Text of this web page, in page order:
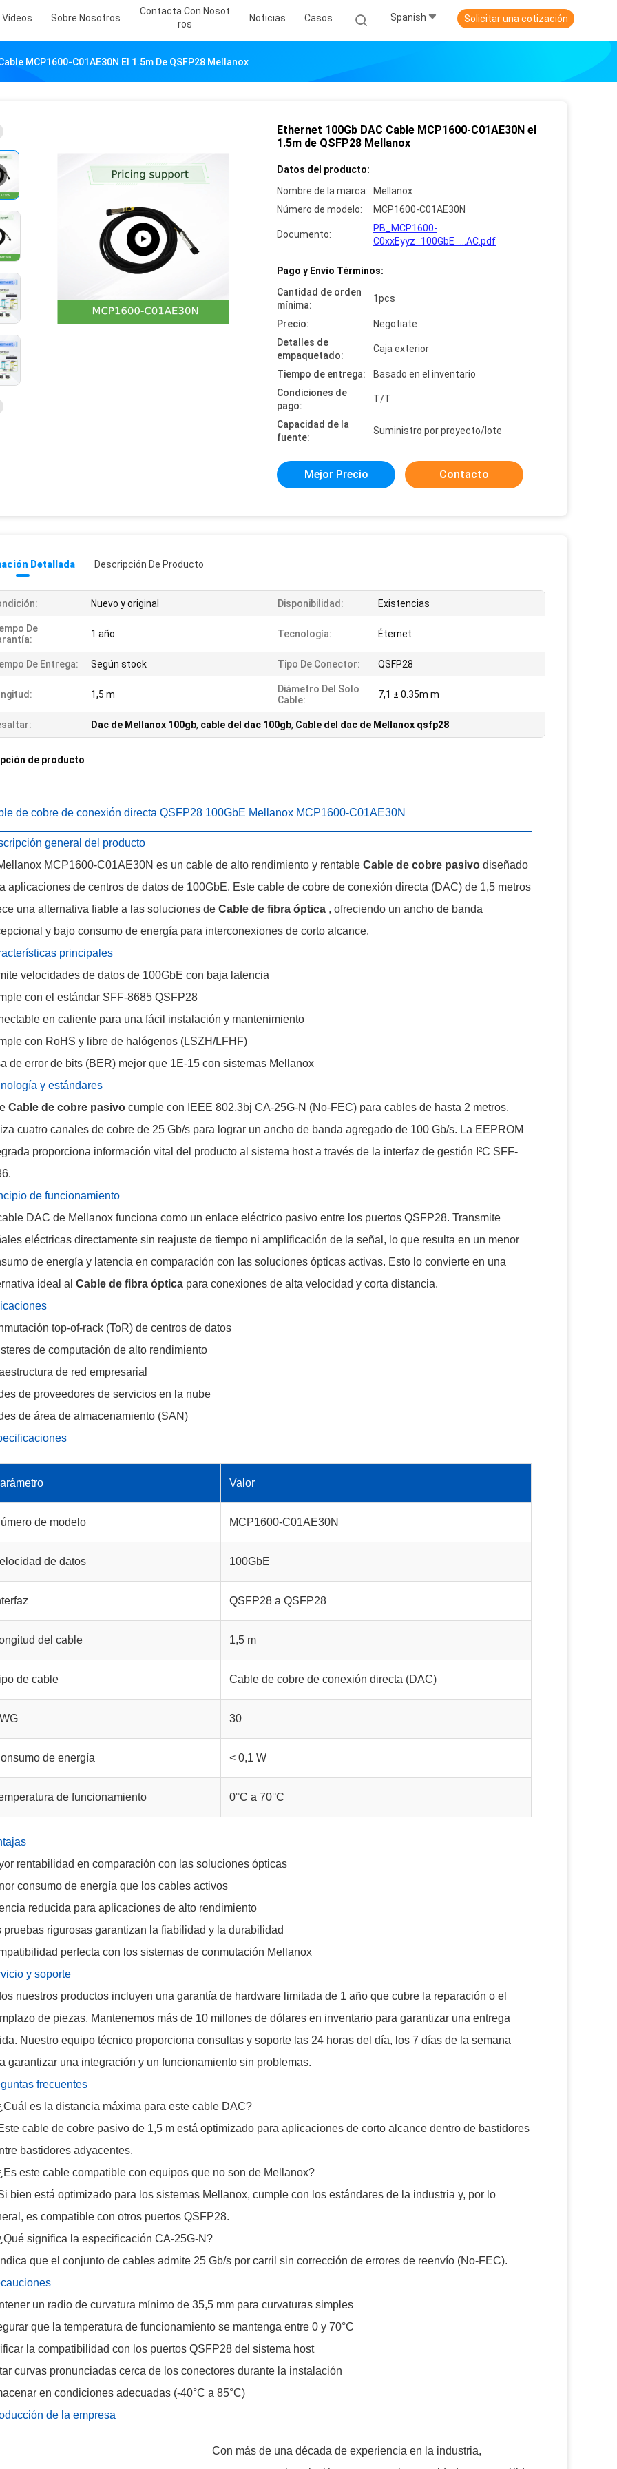
Vídeos Sobre Nosotros
Contacta Con Nosot
Ros
Noticias Casos Spanish Solicitar una cotización
MCP1600-C01AE30N El 1.5m De QSFP28 Mellanox
Ethernet 100Gb DAC Cable MCP1600-C01AE30N el
1.5m de QSFP28 Mellanox
Datos del producto:
Nombre de la marca:
Mellanox
Número de modelo:
MCP1600-C01AE30N
Documento:
PB_MCP1600-
C0xxEyyz_100GbE_...AC.pdf
Pago y Envío Términos:
Cantidad de orden
mínima:
1pcs
Precio:
Negotiate
Detalles de
empaquetado:
Caja exterior
Tiempo de entrega:
Basado en el inventario
Condiciones de
pago:
T/T
Capacidad de la
fuente:
Suministro por proyecto/lote
Mejor Precio Contacto
Detallada Descripción De Producto
Nuevo y original Disponibilidad: Existencias
De
1 año Tecnología: Éternet
De Entrega: Según stock Tipo De Conector: QSFP28
1,5 m
Diámetro Del Solo
Cable:
7,1 ± 0.35m m
Dac de Mellanox 100gb, cable del dac 100gb, Cable del dac de Mellanox qsfp28
de producto
de cobre de conexión directa QSFP28 100GbE Mellanox MCP1600-C01AE30N
general del producto
MCP1600-C01AE30N es un cable de alto rendimiento y rentable Cable de cobre pasivo diseñado
aplicaciones de centros de datos de 100GbE. Este cable de cobre de conexión directa (DAC) de 1,5 metros
una alternativa fiable a las soluciones de Cable de fibra óptica , ofreciendo un ancho de banda
y bajo consumo de energía para interconexiones de corto alcance.
principales
velocidades de datos de 100GbE con baja latencia
con el estándar SFF-8685 QSFP28
en caliente para una fácil instalación y mantenimiento
con RoHS y libre de halógenos (LSZH/LFHF)
de error de bits (BER) mejor que 1E-15 con sistemas Mellanox
y estándares
Cable de cobre pasivo cumple con IEEE 802.3bj CA-25G-N (No-FEC) para cables de hasta 2 metros.
cuatro canales de cobre de 25 Gb/s para lograr un ancho de banda agregado de 100 Gb/s. La EEPROM
proporciona información vital del producto al sistema host a través de la interfaz de gestión I²C SFF-
de funcionamiento
DAC de Mellanox funciona como un enlace eléctrico pasivo entre los puertos QSFP28. Transmite
eléctricas directamente sin reajuste de tiempo ni amplificación de la señal, lo que resulta en un menor
de energía y latencia en comparación con las soluciones ópticas activas. Esto lo convierte en una
ideal al Cable de fibra óptica para conexiones de alta velocidad y corta distancia.
top-of-rack (ToR) de centros de datos
de computación de alto rendimiento
de red empresarial
de proveedores de servicios en la nube
de área de almacenamiento (SAN)
Valor
de modelo MCP1600-C01AE30N
de datos 100GbE
QSFP28 a QSFP28
del cable 1,5 m
de cable Cable de cobre de conexión directa (DAC)
30
de energía < 0,1 W
de funcionamiento 0°C a 70°C
rentabilidad en comparación con las soluciones ópticas
consumo de energía que los cables activos
reducida para aplicaciones de alto rendimiento
pruebas rigurosas garantizan la fiabilidad y la durabilidad
perfecta con los sistemas de conmutación Mellanox
y soporte
nuestros productos incluyen una garantía de hardware limitada de 1 año que cubre la reparación o el
de piezas. Mantenemos más de 10 millones de dólares en inventario para garantizar una entrega
Nuestro equipo técnico proporciona consultas y soporte las 24 horas del día, los 7 días de la semana
garantizar una integración y un funcionamiento sin problemas.
frecuentes
es la distancia máxima para este cable DAC?
cable de cobre pasivo de 1,5 m está optimizado para aplicaciones de corto alcance dentro de bastidores
bastidores adyacentes.
este cable compatible con equipos que no son de Mellanox?
bien está optimizado para los sistemas Mellanox, cumple con los estándares de la industria y, por lo
es compatible con otros puertos QSFP28.
significa la especificación CA-25G-N?
que el conjunto de cables admite 25 Gb/s por carril sin corrección de errores de reenvío (No-FEC).
un radio de curvatura mínimo de 35,5 mm para curvaturas simples
que la temperatura de funcionamiento se mantenga entre 0 y 70°C
la compatibilidad con los puertos QSFP28 del sistema host
curvas pronunciadas cerca de los conectores durante la instalación
en condiciones adecuadas (-40°C a 85°C)
de la empresa
Con más de una década de experiencia en la industria,